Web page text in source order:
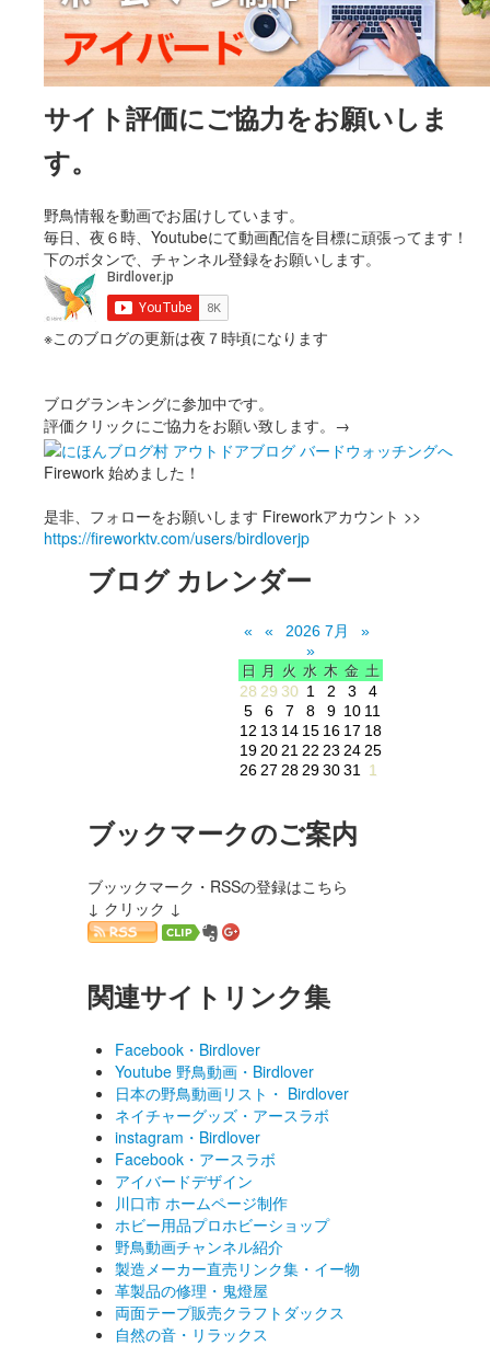
サイト評価にご協力をお願いしま
す。
野鳥情報を動画でお届けしています。
毎日、夜６時、Youtubeにて動画配信を目標に頑張ってます！
下のボタンで、チャンネル登録をお願いします。
※このブログの更新は夜７時頃になります
ブログランキングに参加中です。
評価クリックにご協力をお願い致します。→
Firework 始めました！
是非、フォローをお願いします Fireworkアカウント >>
https://fireworktv.com/users/birdloverjp
ブログ カレンダー
« « 2026 7月
»
»
日 月 火 水 木 金 土
28 29 30 1 2 3
4
5
6 7 8 9 10 11
12 13 14 15 16 17 18
19 20 21 22 23 24 25
26 27 28 29 30 31 1
ブックマークのご案内
ブッックマーク・RSSの登録はこちら
↓ クリック ↓
関連サイトリンク集
Facebook・Birdlover
Youtube 野鳥動画・Birdlover
日本の野鳥動画リスト・ Birdlover
ネイチャーグッズ・アースラボ
instagram・Birdlover
Facebook・アースラボ
アイバードデザイン
川口市 ホームページ制作
ホビー用品プロホビーショップ
野鳥動画チャンネル紹介
製造メーカー直売リンク集・イー物
革製品の修理・鬼燈屋
両面テープ販売クラフトダックス
自然の音・リラックス